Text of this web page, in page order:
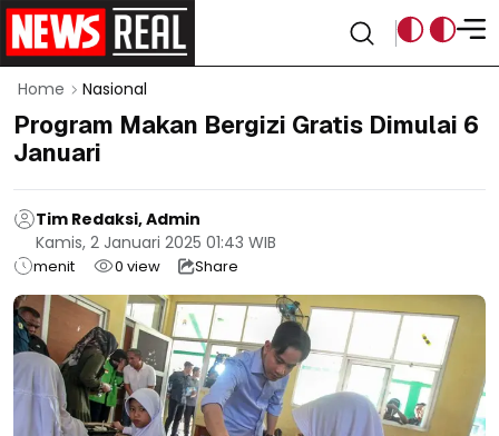
Home Nasional
Program Makan Bergizi Gratis Dimulai 6
Januari
Tim Redaksi, Admin
Kamis, 2 Januari 2025 01:43 WIB
menit 0 view Share